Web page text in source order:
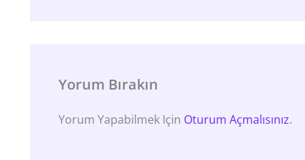
Yorum Bırakın
Yorum Yapabilmek Için Oturum Açmalısınız.